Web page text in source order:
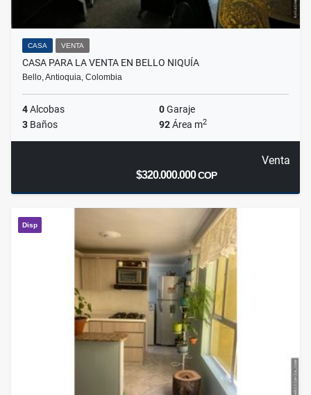
CASA VENTA
CASA PARA LA VENTA EN BELLO NIQUÍA
Bello, Antioquia, Colombia
4Alcobas 0Garaje
3 Baños 92Área m2
Venta
$320.000.000COP
Disp